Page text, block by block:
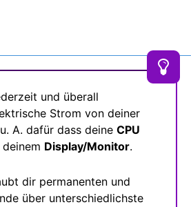
und überall
Strom von deiner
A. dafür dass deine CPU
Display/Monitor.
dir permanenten und
über unterschiedlichste